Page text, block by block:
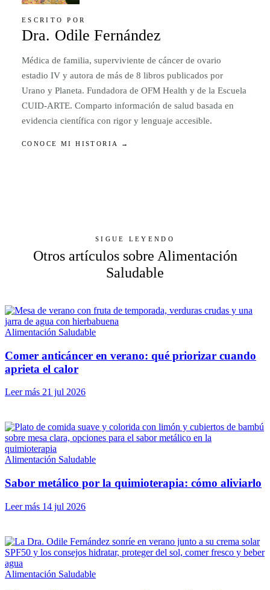
ESCRITO POR
Dra. Odile Fernández
Médica de familia, superviviente de cáncer de ovario
estadio IV y autora de más de 8 libros publicados por
Urano y Planeta. Fundadora de OFM Health y de la Escuela
CUID-ARTE. Comparto información de salud basada en
evidencia científica con rigor y lenguaje accesible.
CONOCE MI HISTORIA →
SIGUE LEYENDO
Otros artículos sobre Alimentación
Saludable
Alimentación Saludable
Comer anticáncer en verano: qué priorizar cuando
aprieta el calor
Leer más 21 jul 2026
Alimentación Saludable
Sabor metálico por la quimioterapia: cómo aliviarlo
Leer más 14 jul 2026
Alimentación Saludable